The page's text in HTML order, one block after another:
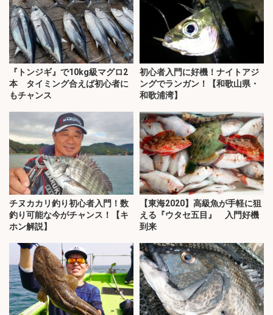
『トンジギ』で10kg級マグロ2
本 タイミング合えば初心者に
もチャンス
初心者入門に好機！ナイトアジ
ングでランガン！【和歌山県・
和歌浦湾】
チヌカカリ釣り初心者入門！数
釣り可能な今がチャンス！【キ
ホン解説】
【東海2020】高級魚が手軽に狙
える『ウタセ五目』 入門好機
到来